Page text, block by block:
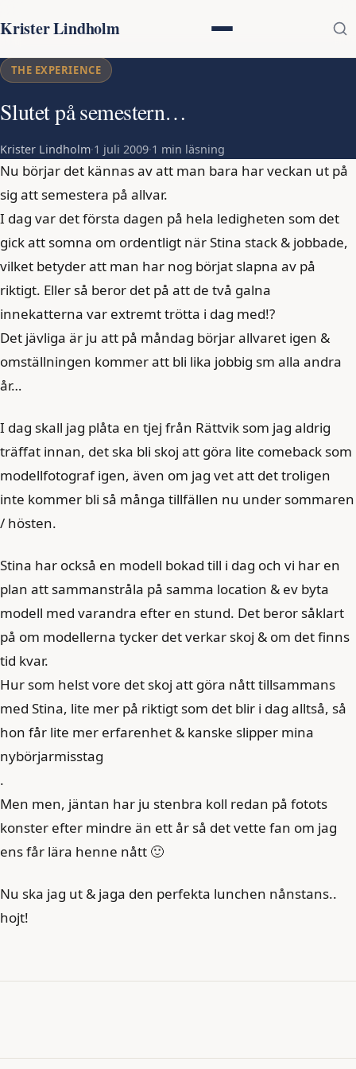
Krister Lindholm
THE EXPERIENCE
Slutet på semestern…
Krister Lindholm·1 juli 2009·1 min läsning
Nu börjar det kännas av att man bara har veckan ut på
sig att semestera på allvar.
I dag var det första dagen på hela ledigheten som det
gick att somna om ordentligt när Stina stack & jobbade,
vilket betyder att man har nog börjat slapna av på
riktigt. Eller så beror det på att de två galna
innekatterna var extremt trötta i dag med!?
Det jävliga är ju att på måndag börjar allvaret igen &
omställningen kommer att bli lika jobbig sm alla andra
år…
I dag skall jag plåta en tjej från Rättvik som jag aldrig
träffat innan, det ska bli skoj att göra lite comeback som
modellfotograf igen, även om jag vet att det troligen
inte kommer bli så många tillfällen nu under sommaren
/ hösten.
Stina har också en modell bokad till i dag och vi har en
plan att sammanstråla på samma location & ev byta
modell med varandra efter en stund. Det beror såklart
på om modellerna tycker det verkar skoj & om det finns
tid kvar.
Hur som helst vore det skoj att göra nått tillsammans
med Stina, lite mer på riktigt som det blir i dag alltså, så
hon får lite mer erfarenhet & kanske slipper mina
nybörjarmisstag
.
Men men, jäntan har ju stenbra koll redan på fotots
konster efter mindre än ett år så det vette fan om jag
ens får lära henne nått 🙂
Nu ska jag ut & jaga den perfekta lunchen nånstans..
hojt!